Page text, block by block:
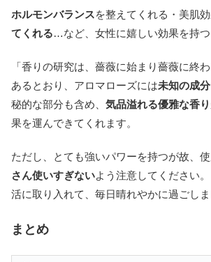
ホルモンバランスを整えてくれる・美肌効
てくれる…など、女性に嬉しい効果を持つ
「香りの研究は、薔薇に始まり薔薇に終
あるとおり、アロマローズには未知の成分
秘的な部分も含め、 気品溢れる優雅な香り
果を運んできてくれます。
ただし、とても強いパワーを持つが故、
さん使いすぎないよう注意してください
活に取り入れて、毎日晴れやかに過ごしま
まとめ